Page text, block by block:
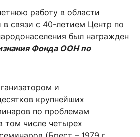
работу в области
в связи с 40-летием Центр по
был награжден
Фонда ООН по
и
крупнейших
по проблемам
том числе четырех